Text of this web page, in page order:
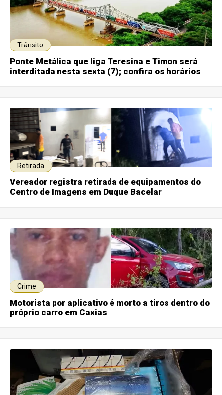
Trânsito
Ponte Metálica que liga Teresina e Timon será
interditada nesta sexta (7); confira os horários
Retirada
Vereador registra retirada de equipamentos do
Centro de Imagens em Duque Bacelar
Crime
Motorista por aplicativo é morto a tiros dentro do
próprio carro em Caxias